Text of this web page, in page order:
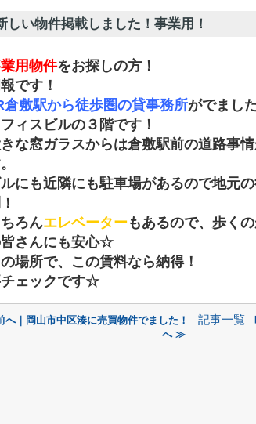
しい物件掲載しました！事業用！
用物件をお探しの方！
です！
倉敷駅から徒歩圏の貸事務所がでまし
ィスビルの３階です！
な窓ガラスからは倉敷駅前の道路事
ルにも近隣にも駐車場があるので地元
ろんエレベーターもあるので、歩く
さんにも安心☆
場所で、この賃料なら納得！
ェックです☆
｜岡山市中区湊に売買物件でました！ 記事一覧
へ ≫